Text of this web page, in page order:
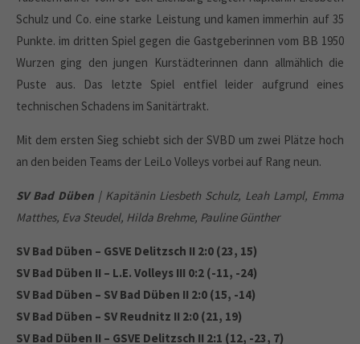
Schulz und Co. eine starke Leistung und kamen immerhin auf 35
Punkte. im dritten Spiel gegen die Gastgeberinnen vom BB 1950
Wurzen ging den jungen Kurstädterinnen dann allmählich die
Puste aus. Das letzte Spiel entfiel leider aufgrund eines
technischen Schadens im Sanitärtrakt.
Mit dem ersten Sieg schiebt sich der SVBD um zwei Plätze hoch
an den beiden Teams der LeiLo Volleys vorbei auf Rang neun.
SV Bad Düben | Kapitänin Liesbeth Schulz, Leah Lampl, Emma
Matthes, Eva Steudel, Hilda Brehme, Pauline Günther
SV Bad Düben – GSVE Delitzsch II 2:0 (23, 15)
SV Bad Düben II – L.E. Volleys III 0:2 (-11, -24)
SV Bad Düben – SV Bad Düben II 2:0 (15, -14)
SV Bad Düben – SV Reudnitz II 2:0 (21, 19)
SV Bad Düben II – GSVE Delitzsch II 2:1 (12, -23, 7)